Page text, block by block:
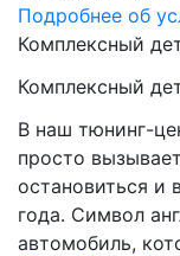
Подробнее об
Комплексный
Комплексный
В наш тюнинг-
просто
остановиться и
года. Символ
автомобиль,